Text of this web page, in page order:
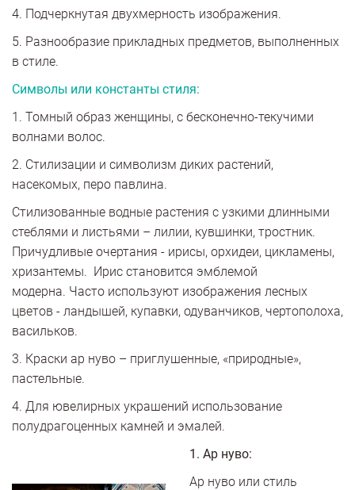
4. Подчеркнутая двухмерность изображения.
5. Разнообразие прикладных предметов, выполненных
в стиле.
Символы или константы стиля:
1. Томный образ женщины, с бесконечно-текучими
волнами волос.
2. Стилизации и символизм диких растений,
насекомых, перо павлина.
Стилизованные водные растения с узкими длинными
стеблями и листьями – лилии, кувшинки, тростник.
Причудливые очертания - ирисы, орхидеи, цикламены,
хризантемы. Ирис становится эмблемой
модерна. Часто используют изображения лесных
цветов - ландышей, купавки, одуванчиков, чертополоха,
васильков.
3. Краски ар нуво – приглушенные, «природные»,
пастельные.
4. Для ювелирных украшений использование
полудрагоценных камней и эмалей.
1. Ар нуво:
Ар нуво или стиль